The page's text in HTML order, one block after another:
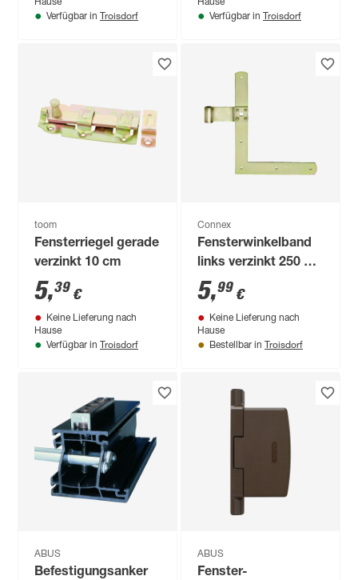
Hause
Verfügbar in Troisdorf
Hause
Verfügbar in Troisdorf
toom
Fensterriegel gerade
verzinkt 10 cm
5,39 €
Keine Lieferung nach
Hause
Verfügbar in Troisdorf
Connex
Fensterwinkelband
links verzinkt 250 x
200 x 30 mm
5,99 €
Keine Lieferung nach
Hause
Bestellbar in Troisdorf
ABUS
Befestigungsanker
ABUS
Fenster-